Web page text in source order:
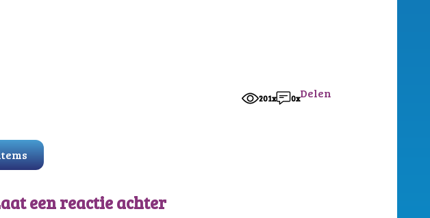
201x 0xDelen
een reactie achter